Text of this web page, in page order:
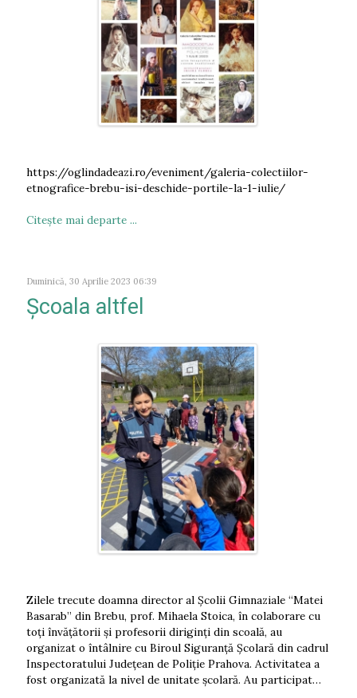
https://oglindadeazi.ro/eveniment/galeria-colectiilor-
etnografice-brebu-isi-deschide-portile-la-1-iulie/
Citeşte mai departe ...
Duminică, 30 Aprilie 2023 06:39
Școala altfel
Zilele trecute doamna director al Școlii Gimnaziale “Matei
Basarab” din Brebu, prof. Mihaela Stoica, în colaborare cu
toți învățătorii și profesorii diriginți din scoală, au
organizat o întâlnire cu Biroul Siguranță Școlară din cadrul
Inspectoratului Județean de Poliție Prahova. Activitatea a
fost organizată la nivel de unitate școlară. Au participat…